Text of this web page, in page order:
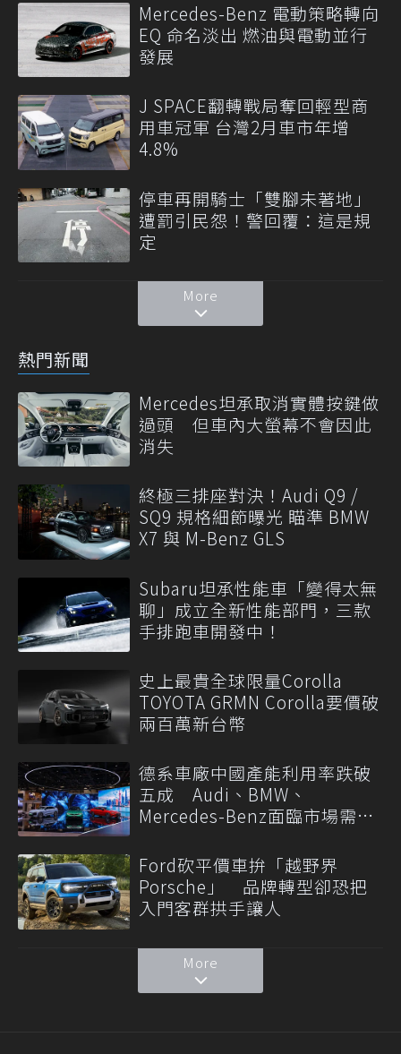
Mercedes-Benz 電動策略轉向
EQ 命名淡出 燃油與電動並行
發展
J SPACE翻轉戰局奪回輕型商
用車冠軍 台灣2月車市年增
4.8%
停車再開騎士「雙腳未著地」
遭罰引民怨！警回覆：這是規
定
More
熱門新聞
Mercedes坦承取消實體按鍵做
過頭 但車內大螢幕不會因此
消失
終極三排座對決！Audi Q9 /
SQ9 規格細節曝光 瞄準 BMW
X7 與 M-Benz GLS
Subaru坦承性能車「變得太無
聊」成立全新性能部門，三款
手排跑車開發中！
史上最貴全球限量Corolla
TOYOTA GRMN Corolla要價破
兩百萬新台幣
德系車廠中國產能利用率跌破
五成 Audi、BMW、
Mercedes-Benz面臨市場需求
Ford砍平價車拚「越野界
Porsche」 品牌轉型卻恐把
入門客群拱手讓人
More